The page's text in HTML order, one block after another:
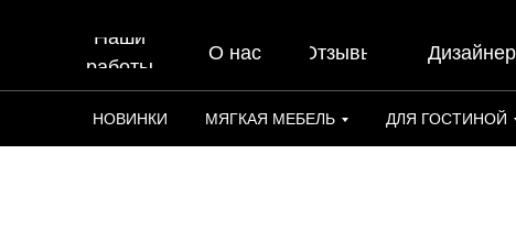
О нас Отзывы
Наши
работы
НОВИНКИ МЯГКАЯ МЕБЕЛЬ ДЛЯ ГОСТИНОЙ